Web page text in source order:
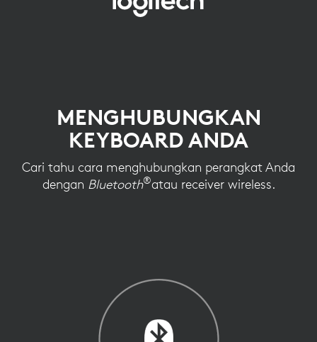
PENGATURAN
MENGHUBUNGKAN
KEYBOARD ANDA
Cari tahu cara menghubungkan perangkat Anda
dengan Bluetooth®atau receiver wireless.